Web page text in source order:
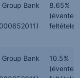
Group Bank
8.65%
(évente,
Group Bank
10.5%
(évente,